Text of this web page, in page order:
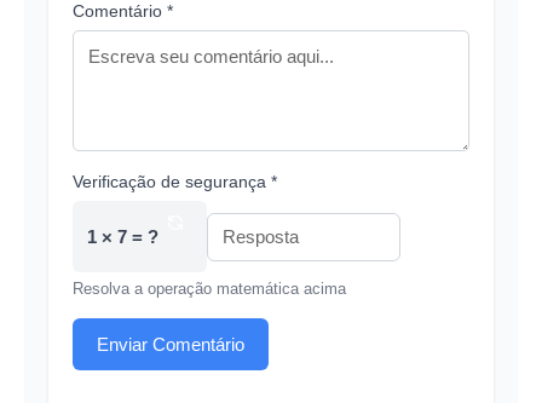
Comentário *
Verificação de segurança *
1 × 7 = ?
Resolva a operação matemática acima
Enviar Comentário